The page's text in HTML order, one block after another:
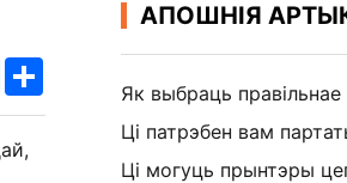
TwitterShare
АПОШНІЯ